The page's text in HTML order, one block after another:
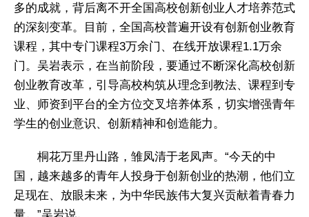
多的成就，背后离不开全国高校创新创业人才培养范式
的深刻变革。目前，全国高校普遍开设有创新创业教育
课程，其中专门课程3万余门、在线开放课程1.1万余
门。吴岩表示，在当前阶段，要通过不断深化高校创新
创业教育改革，引导高校构筑从理念到教法、课程到专
业、师资到平台的全方位交叉培养体系，切实增强青年
学生的创业意识、创新精神和创造能力。
桐花万里丹山路，雏凤清于老凤声。“今天的中
国，越来越多的青年人投身于创新创业的热潮，他们立
足现在、放眼未来，为中华民族伟大复兴贡献着青春力